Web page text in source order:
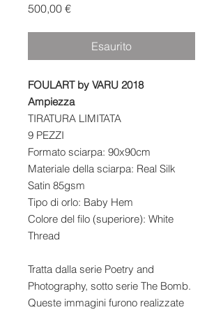
500,00 €Prezzo
Esaurito
FOULART by VARU 2018
Ampiezza
TIRATURA LIMITATA
9 PEZZI
Formato sciarpa: 90x90cm
Materiale della sciarpa: Real Silk
Satin 85gsm
Tipo di orlo: Baby Hem
Colore del filo (superiore): White
Thread
Tratta dalla serie Poetry and
Photography, sotto serie The Bomb.
Queste immagini furono realizzate